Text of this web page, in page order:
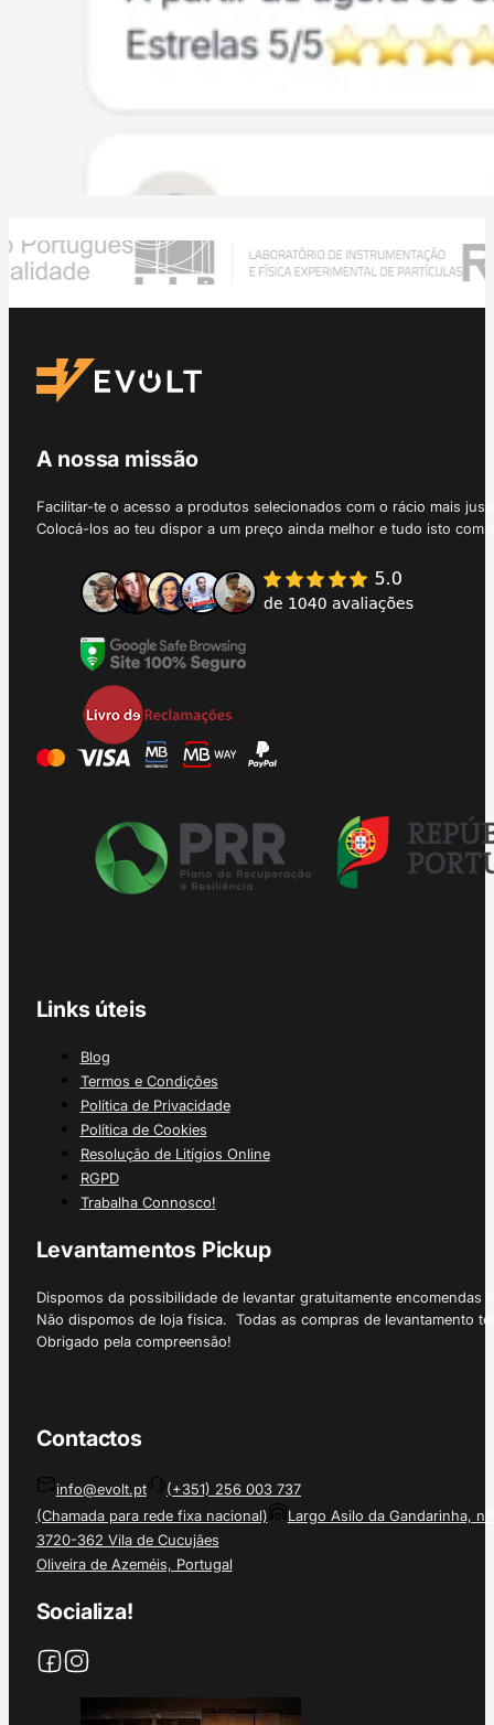
A nossa missão
Facilitar-te o acesso a produtos selecionados com o rácio mais
Colocá-los ao teu dispor a um preço ainda melhor e tudo isto
Links úteis
Blog
Termos e Condições
Política de Privacidade
Política de Cookies
Resolução de Litígios Online
RGPD
Trabalha Connosco!
Levantamentos Pickup
Dispomos da possibilidade de levantar gratuitamente
Não dispomos de loja física. Todas as compras de levantamento
Obrigado pela compreensão!
Contactos
info@evolt.pt
(+351) 256 003 737
(Chamada para rede fixa nacional)
Largo Asilo da Gandarinha, nº
3720-362 Vila de Cucujães
Oliveira de Azeméis, Portugal
Socializa!